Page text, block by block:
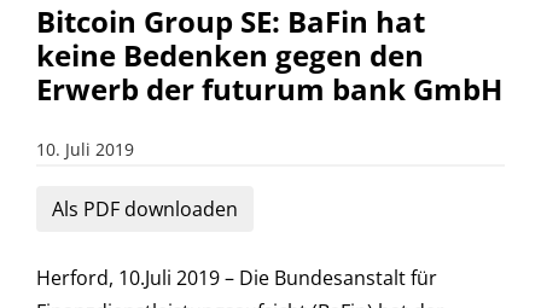
Bitcoin Group SE: BaFin hat
keine Bedenken gegen den
Erwerb der futurum bank GmbH
10. Juli 2019
Als PDF downloaden
Herford, 10.Juli 2019 – Die Bundesanstalt für